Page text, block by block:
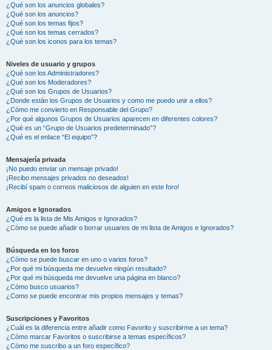
¿Qué son los anuncios globales?
¿Qué son los anuncios?
¿Qué son los temas fijos?
¿Qué son los temas cerrados?
¿Qué son los iconos para los temas?
Niveles de usuario y grupos
¿Qué son los Administradores?
¿Qué son los Moderadores?
¿Qué son los Grupos de Usuarios?
¿Donde están los Grupos de Usuarios y como me puedo unir a ellos?
¿Cómo me convierto en Responsable del Grupo?
¿Por qué algunos Grupos de Usuarios aparecen en diferentes colores?
¿Qué es un “Grupo de Usuarios predeterminado”?
¿Qué es el enlace “El equipo”?
Mensajería privada
¡No puedo enviar un mensaje privado!
¡Recibo mensajes privados no deseados!
¡Recibí spam o correos maliciosos de alguien en este foro!
Amigos e Ignorados
¿Qué es la lista de Mis Amigos e Ignorados?
¿Cómo se puede añadir o borrar usuarios de mi lista de Amigos e Ignorados?
Búsqueda en los foros
¿Cómo se puede buscar en uno o varios foros?
¿Por qué mi búsqueda me devuelve ningún resultado?
¿Por qué mi búsqueda me devuelve una página en blanco?
¿Cómo busco usuarios?
¿Como se puede encontrar mis propios mensajes y temas?
Suscripciones y Favoritos
¿Cuál es la diferencia entre añadir como Favorito y suscribirme a un tema?
¿Cómo marcar Favoritos o suscribirse a temas específicos?
¿Cómo me suscribo a un foro específico?